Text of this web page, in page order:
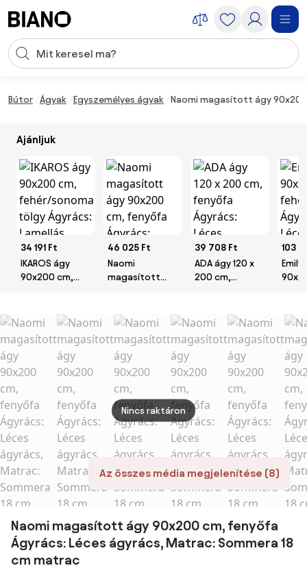
Keresési bevitel
Bútor Ágyak Egyszemélyes ágyak Naomi magasított ágy
Ajánljuk
34 191 Ft
IKAROS ágy
90x200 cm,
Lamellás
ágyrács,
Matrac: Matrac
46 025 Ft
Naomi
magasított
Ágyrács: Léces
Matrac: Matrac
nélkül
39 708 Ft
ADA ágy 120 x
200 cm,
ágyrács,
Matrac: Matrac
nélkül
103
Emily
Az összes média megjelenítése (8)
Nincs raktáron
Naomi magasított ágy 90x200 cm, fenyőfa
Ágyrács: Léces ágyrács, Matrac: Sommera 18
cm matrac